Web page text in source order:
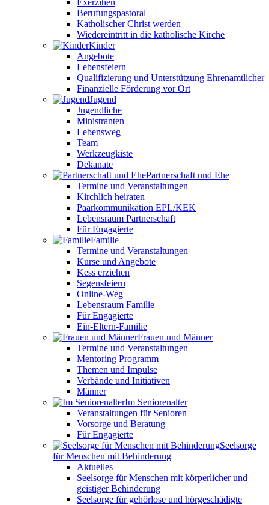
Exerzitien
Berufungspastoral
Katholischer Christ werden
Wiedereintritt in die katholische Kirche
Kinder
Angebote
Lebensfeiern
Qualifizierung und Unterstützung Ehrenamtlicher
Finanzielle Förderung vor Ort
Jugend
Jugendliche
Ministranten
Lebensweg
Team
Werkzeugkiste
Dekanate
Partnerschaft und Ehe
Termine und Veranstaltungen
Kirchlich heiraten
Paarkommunikation EPL/KEK
Lebensraum Partnerschaft
Für Engagierte
Familie
Termine und Veranstaltungen
Kurse und Angebote
Kess erziehen
Segensfeiern
Online-Weg
Lebensraum Familie
Für Engagierte
Ein-Eltern-Familie
Frauen und Männer
Termine und Veranstaltungen
Mentoring Programm
Themen und Impulse
Verbände und Initiativen
Männer
Im Seniorenalter
Veranstaltungen für Senioren
Vorsorge und Beratung
Für Engagierte
Seelsorge
für Menschen mit Behinderung
Aktuelles
Seelsorge für Menschen mit körperlicher und
geistiger Behinderung
Seelsorge für gehörlose und hörgeschädigte